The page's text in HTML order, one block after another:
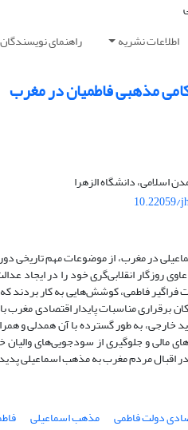
اطلاعات نشریه راهنمای نویسندگان
مذهبی فاطمیان در مغرب
اسلامی، دانشگاه الزهرا
10.22059/
در مغرب، از موضوعات مهم تاریخی
روزگار انقلابی‌گری خود را در ایجاد
فاطمی، کوشش‌هایی به کار بردند
برقراری مناسبات پایدار اقتصادی مغرب
خارجی، به طور گسترده با آن همدلی و
مالی و جلوگیری از سودجویی‌های والیان
اقبال مردم مغرب به مذهب اسماعیلی
دولت فاطمی مذهب اسماعیلی